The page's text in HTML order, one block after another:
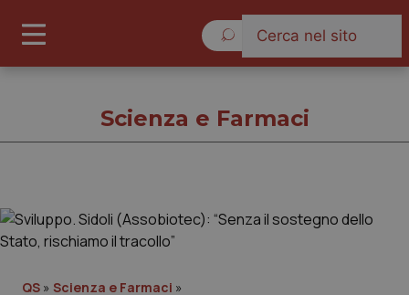
Scienza e Farmaci
QS » Scienza e Farmaci »